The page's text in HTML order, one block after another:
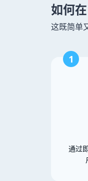
如何
这既简单
1
通过